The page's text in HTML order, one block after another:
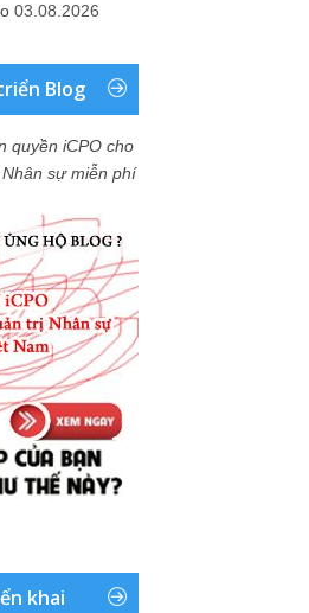
03.08.2026
Blog
quyền iCPO cho
sự miễn phí
khai